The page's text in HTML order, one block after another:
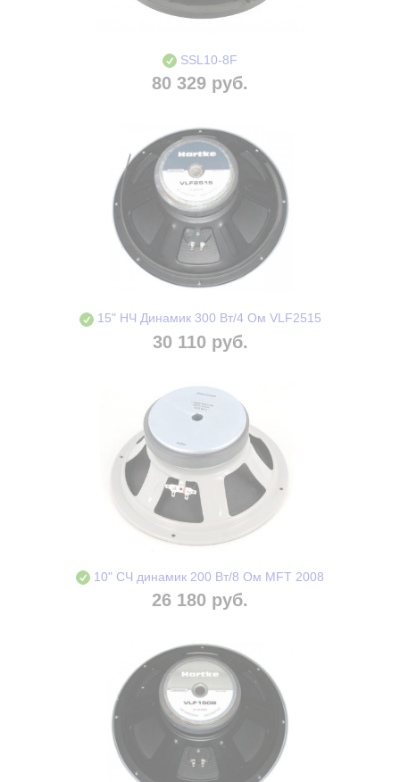
SSL10-8F
80 329 руб.
15" НЧ Динамик 300 Вт/4 Ом VLF2515
30 110 руб.
10" СЧ динамик 200 Вт/8 Ом MFT 2008
26 180 руб.